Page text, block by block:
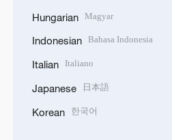
Hungarian Magyar
Indonesian Bahasa Indonesia
Italian Italiano
Japanese 日本語
Korean 한국어